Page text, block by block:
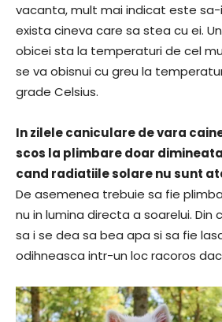
vacanta, mult mai indicat este
exista cineva care sa stea cu ei.
obicei sta la temperaturi de cel
se va obisnui cu greu la
grade Celsius.
In zilele caniculare de vara
scos la plimbare doar
cand radiatiile solare nu sunt
De asemenea trebuie sa fie
nu in lumina directa a soarelui. Din
sa i se dea sa bea apa si sa fie
odihneasca intr-un loc racoros